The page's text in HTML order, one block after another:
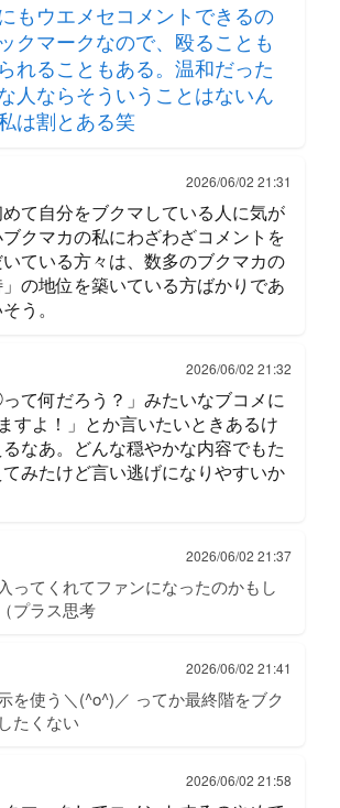
もウエメセコメントできるの
クマークなので、殴ることも
れることもある。温和だった
人ならそういうことはないん
は割とある笑
2026/06/02 21:31
て自分をブクマしている人に気が
クマカの私にわざわざコメントを
ている方々は、数多のブクマカの
の地位を築いている方ばかりであ
う。
2026/06/02 21:32
て何だろう？」みたいなブコメに
すよ！」とか言いたいときあるけ
なあ。どんな穏やかな内容でもた
みたけど言い逃げになりやすいか
2026/06/02 21:37
ってくれてファンになったのかもし
プラス思考
2026/06/02 21:41
を使う＼(^o^)／ ってか最終階をブク
たくない
2026/06/02 21:58